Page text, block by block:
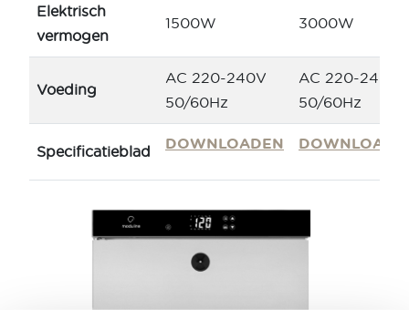
Elektrisch
vermogen
1500W 3000W
Voeding
AC 220-240V
50/60Hz
AC 220-240V
50/60Hz
Specificatieblad DOWNLOADEN